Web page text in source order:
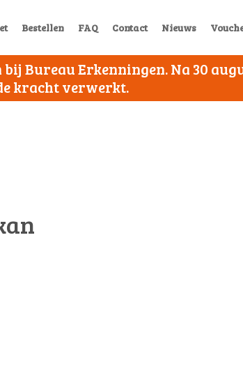
Bestellen FAQ Contact Nieuws
Bureau Erkenningen. Na 30
kracht verwerkt.